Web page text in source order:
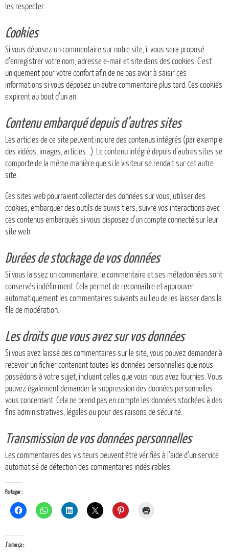
les respecter.
Cookies
Si vous déposez un commentaire sur notre site, il vous sera proposé
d’enregistrer votre nom, adresse e-mail et site dans des cookies. C’est
uniquement pour votre confort afin de ne pas avoir à saisir ces
informations si vous déposez un autre commentaire plus tard. Ces cookies
expirent au bout d’un an.
Contenu embarqué depuis d’autres sites
Les articles de ce site peuvent inclure des contenus intégrés (par exemple
des vidéos, images, articles…). Le contenu intégré depuis d’autres sites se
comporte de la même manière que si le visiteur se rendait sur cet autre
site.
Ces sites web pourraient collecter des données sur vous, utiliser des
cookies, embarquer des outils de suivis tiers, suivre vos interactions avec
ces contenus embarqués si vous disposez d’un compte connecté sur leur
site web.
Durées de stockage de vos données
Si vous laissez un commentaire, le commentaire et ses métadonnées sont
conservés indéfiniment. Cela permet de reconnaître et approuver
automatiquement les commentaires suivants au lieu de les laisser dans la
file de modération.
Les droits que vous avez sur vos données
Si vous avez laissé des commentaires sur le site, vous pouvez demander à
recevoir un fichier contenant toutes les données personnelles que nous
possédons à votre sujet, incluant celles que vous nous avez fournies. Vous
pouvez également demander la suppression des données personnelles
vous concernant. Cela ne prend pas en compte les données stockées à des
fins administratives, légales ou pour des raisons de sécurité.
Transmission de vos données personnelles
Les commentaires des visiteurs peuvent être vérifiés à l’aide d’un service
automatisé de détection des commentaires indésirables.
Partager :
J’aime ça :